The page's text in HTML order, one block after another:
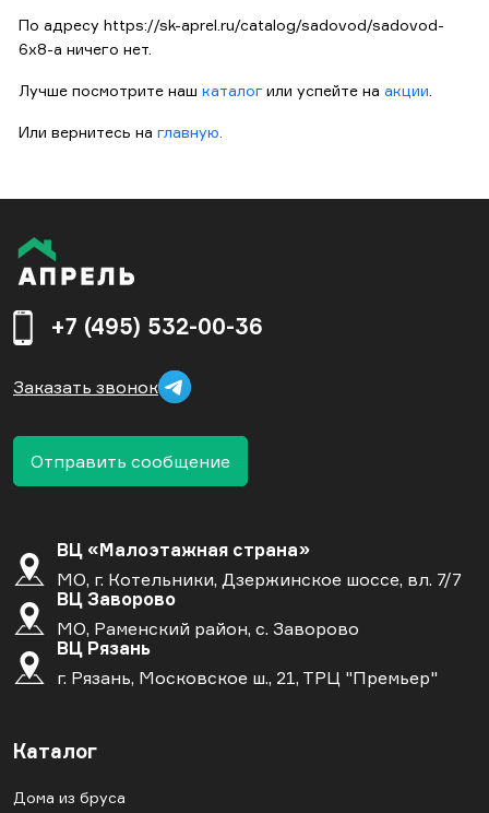
По адресу https://sk-aprel.ru/catalog/sadovod/sadovod-
6x8-a ничего нет.
Лучше посмотрите наш каталог или успейте на акции
Или вернитесь на главную.
+7 (495) 532-00-36
Заказать звонок
Отправить сообщение
ВЦ «Малоэтажная страна»
МО, г. Котельники, Дзержинское шоссе, вл. 7/7
ВЦ Заворово
МО, Раменский район, с. Заворово
ВЦ Рязань
г. Рязань, Московское ш., 21, ТРЦ "Премьер"
Каталог
Дома из бруса